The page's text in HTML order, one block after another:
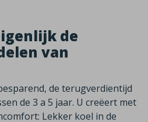
de
van
de terugverdientijd
de 3 a 5 jaar. U creëert met
Lekker koel in de